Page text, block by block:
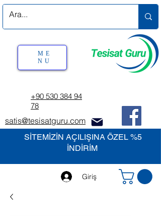
SİTEMİZİN AÇILIŞINA ÖZEL %5
İNDİRİM
+90 530 384 94
78
satis@tesisatguru.com
Giriş
ME
NU